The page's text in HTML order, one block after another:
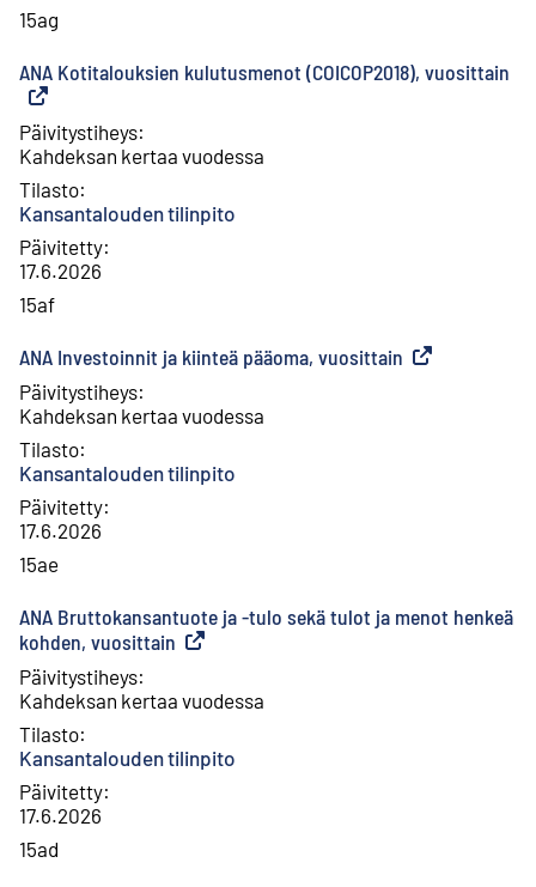
15ag
ANA Kotitalouksien kulutusmenot (COICOP2018), vuosittain
Päivitystiheys:
Kahdeksan kertaa vuodessa
Tilasto:
Kansantalouden tilinpito
Päivitetty:
17.6.2026
15af
ANA Investoinnit ja kiinteä pääoma, vuosittain Ulkoinen linkki
Päivitystiheys:
Kahdeksan kertaa vuodessa
Tilasto:
Kansantalouden tilinpito
Päivitetty:
17.6.2026
15ae
ANA Bruttokansantuote ja -tulo sekä tulot ja menot henkeä
kohden, vuosittain Ulkoinen linkki
Päivitystiheys:
Kahdeksan kertaa vuodessa
Tilasto:
Kansantalouden tilinpito
Päivitetty:
17.6.2026
15ad